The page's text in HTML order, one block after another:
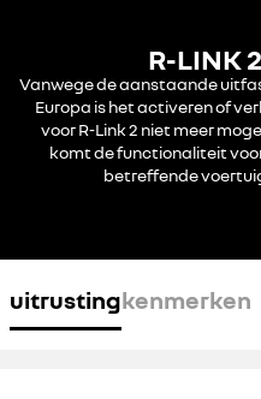
R-LINK
Vanwege de aanstaande
Europa is het activeren of
voor R-Link 2 niet meer
komt de functionaliteit
betreffende
uitrustingkenmerken